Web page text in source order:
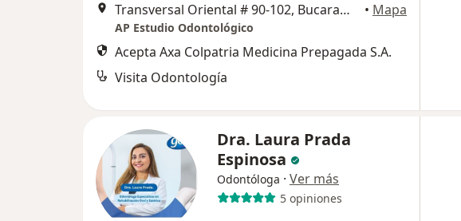
Transversal Oriental # 90-102, Bucaramanga • Mapa
AP Estudio Odontológico
Acepta Axa Colpatria Medicina Prepagada S.A.
Visita Odontología
Dra. Laura Prada
Espinosa
Odontóloga · Ver más
5 opiniones